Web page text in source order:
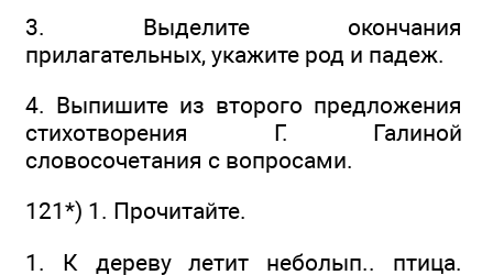
3. Выделите окончания
прилагательных, укажите род и падеж.
4. Выпишите из второго предложения
стихотворения Г. Галиной
словосочетания с вопросами.
121*) 1. Прочитайте.
1. К дереву летит неболып.. птица.